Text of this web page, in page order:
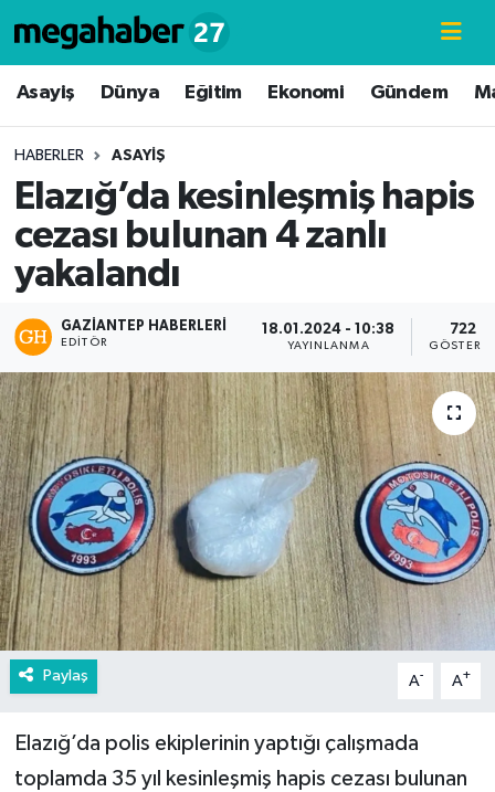
Asayiş Dünya Eğitim Ekonomi Gündem
HABERLER ASAYIŞ
Elazığ’da kesinleşmiş hapis
cezası bulunan 4 zanlı
yakalandı
GAZIANTEP HABERLERI
EDITÖR
18.01.2024 - 10:38
YAYINLANMA
722
GÖSTERIM
Paylaş A- A+
Elazığ’da polis ekiplerinin yaptığı çalışmada
toplamda 35 yıl kesinleşmiş hapis cezası bulunan
Hava Durumu
Süper Lig Puan Durumu ve Fikstür
Tüm Manşetler